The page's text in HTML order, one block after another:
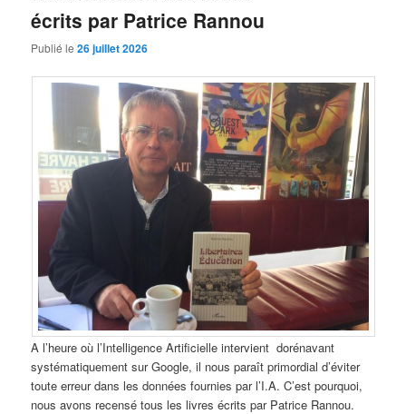
écrits par Patrice Rannou
Publié le26 juillet 2026
A l’heure où l’Intelligence Artificielle intervient dorénavant
systématiquement sur Google, il nous paraît primordial d’éviter
toute erreur dans les données fournies par l’I.A. C’est pourquoi,
nous avons recensé tous les livres écrits par Patrice Rannou.